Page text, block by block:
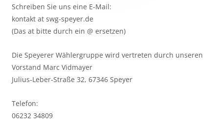
Schreiben Sie uns eine E-Mail:
kontakt at swg-speyer.de
(Das at bitte durch ein @ ersetzen)
Die Speyerer Wählergruppe wird vertreten durch unseren
Vorstand Marc Vidmayer
Julius-Leber-Straße 32, 67346 Speyer
Telefon:
06232 34809